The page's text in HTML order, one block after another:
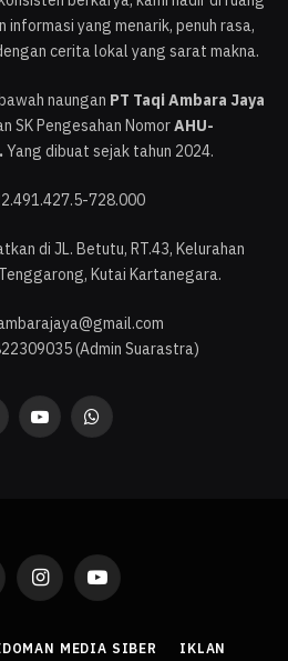
yang menarik, penuh rasa,
cerita lokal yang sarat makna.
naungan PT Taqi Ambara Jaya
SK Pengesahan NomorAHU-
Yang dibuat sejak tahun 2024.
728.000
di JL. Betutu, RT.43, Kelurahan
Kutai Kartanegara.
(Admin Suarastra)
YouTubeWhatsApp
InstagramYouTube
MEDIA SIBER IKLAN